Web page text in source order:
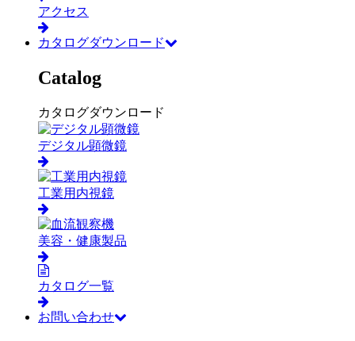
アクセス
カタログダウンロード
Catalog
カタログダウンロード
デジタル顕微鏡
工業用内視鏡
美容・健康製品
カタログ一覧
お問い合わせ